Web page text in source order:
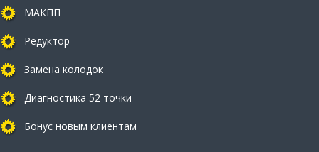
МАКПП
Редуктор
Замена колодок
Диагностика 52 точки
Бонус новым клиентам